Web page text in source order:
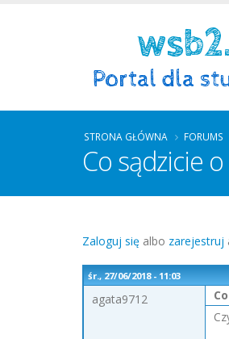
STRONA GŁÓWNA FORUMS
Co sądzicie
Zaloguj się albo zarejestruj
śr., 27/06/2018 - 11:03
agata9712